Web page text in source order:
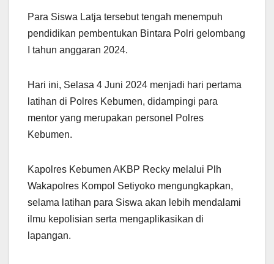
Para Siswa Latja tersebut tengah menempuh
pendidikan pembentukan Bintara Polri gelombang
I tahun anggaran 2024.
Hari ini, Selasa 4 Juni 2024 menjadi hari pertama
latihan di Polres Kebumen, didampingi para
mentor yang merupakan personel Polres
Kebumen.
Kapolres Kebumen AKBP Recky melalui Plh
Wakapolres Kompol Setiyoko mengungkapkan,
selama latihan para Siswa akan lebih mendalami
ilmu kepolisian serta mengaplikasikan di
lapangan.